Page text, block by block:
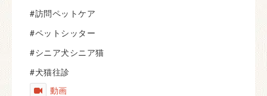
#訪問ペットケア
#ペットシッター
#シニア犬シニア猫
#犬猫往診
動画